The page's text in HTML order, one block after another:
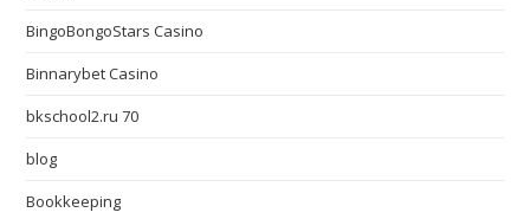
BingoBongoStars Casino
Binnarybet Casino
bkschool2.ru 70
blog
Bookkeeping